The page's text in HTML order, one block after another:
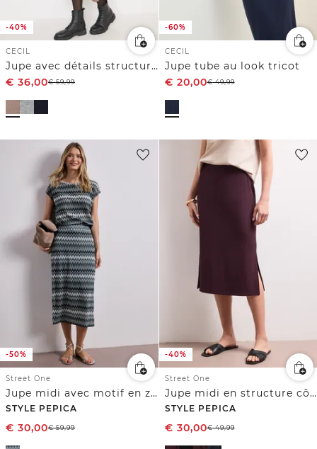
-40%
CECIL
Jupe avec détails structurés
€ 36,00€59,99
-60%
CECIL
Jupe tube au look tricot
€ 20,00€49,99
-50%
Street One
Jupe midi avec motif en zigzag
STYLE PEPICA
€ 30,00€59,99
-40%
Street One
Jupe midi en structure côtelée avec taille élastique
STYLE PEPICA
€ 30,00€49,99